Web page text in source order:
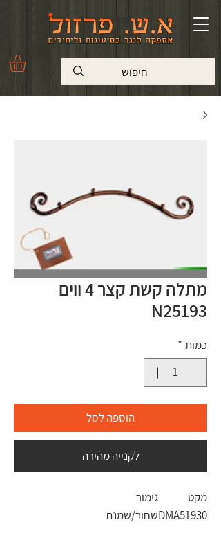
מתלה קשת קצר 4 ווים
N25193
כמות *
הוספה לסל
לקנייה מהירה
מקט
גימור
DMA51930שחור/שמנת